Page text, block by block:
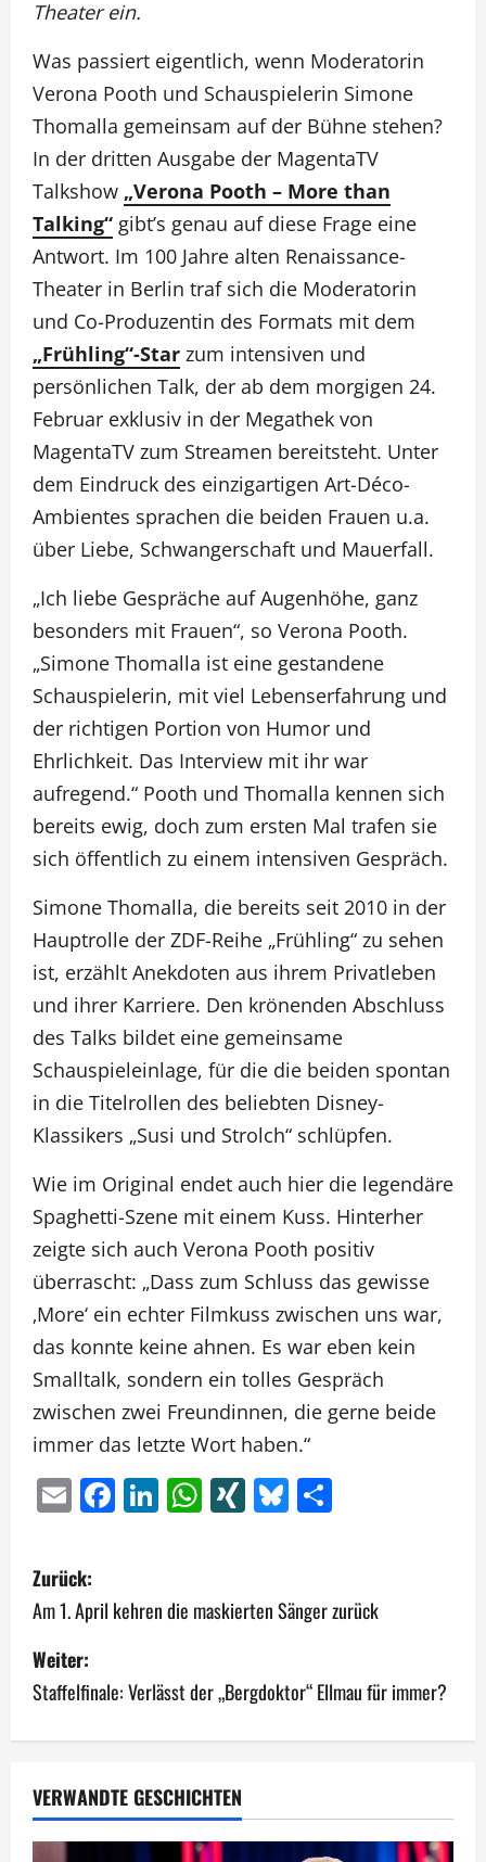
Theater ein.
Was passiert eigentlich, wenn Moderatorin
Verona Pooth und Schauspielerin Simone
Thomalla gemeinsam auf der Bühne stehen?
In der dritten Ausgabe der MagentaTV
Talkshow „Verona Pooth – More than
Talking“ gibt’s genau auf diese Frage eine
Antwort. Im 100 Jahre alten Renaissance-
Theater in Berlin traf sich die Moderatorin
und Co-Produzentin des Formats mit dem
„Frühling“-Star zum intensiven und
persönlichen Talk, der ab dem morgigen 24.
Februar exklusiv in der Megathek von
MagentaTV zum Streamen bereitsteht. Unter
dem Eindruck des einzigartigen Art-Déco-
Ambientes sprachen die beiden Frauen u.a.
über Liebe, Schwangerschaft und Mauerfall.
„Ich liebe Gespräche auf Augenhöhe, ganz
besonders mit Frauen“, so Verona Pooth.
„Simone Thomalla ist eine gestandene
Schauspielerin, mit viel Lebenserfahrung und
der richtigen Portion von Humor und
Ehrlichkeit. Das Interview mit ihr war
aufregend.“ Pooth und Thomalla kennen sich
bereits ewig, doch zum ersten Mal trafen sie
sich öffentlich zu einem intensiven Gespräch.
Simone Thomalla, die bereits seit 2010 in der
Hauptrolle der ZDF-Reihe „Frühling“ zu sehen
ist, erzählt Anekdoten aus ihrem Privatleben
und ihrer Karriere. Den krönenden Abschluss
des Talks bildet eine gemeinsame
Schauspieleinlage, für die die beiden spontan
in die Titelrollen des beliebten Disney-
Klassikers „Susi und Strolch“ schlüpfen.
Wie im Original endet auch hier die legendäre
Spaghetti-Szene mit einem Kuss. Hinterher
zeigte sich auch Verona Pooth positiv
überrascht: „Dass zum Schluss das gewisse
‚More‘ ein echter Filmkuss zwischen uns war,
das konnte keine ahnen. Es war eben kein
Smalltalk, sondern ein tolles Gespräch
zwischen zwei Freundinnen, die gerne beide
immer das letzte Wort haben.“
EmailFacebook
LinkedIn
WhatsApp
XINGBluesky
B
e
i
t
r
a
g
Zurück:
Am 1. April kehren die maskierten Sänger zurück
Weiter:
Staffelfinale: Verlässt der „Bergdoktor“ Ellmau für immer?
VERWANDTE GESCHICHTEN